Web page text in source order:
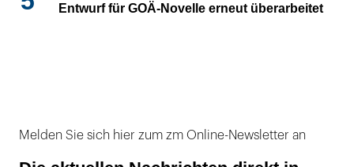
Entwurf für GOÄ-Novelle erneut überarbeitet
Melden Sie sich hier zum zm Online-Newsletter an